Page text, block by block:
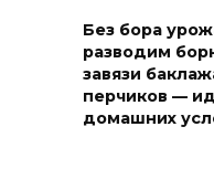
Без бора
разводим
завязи
перчиков —
домашних